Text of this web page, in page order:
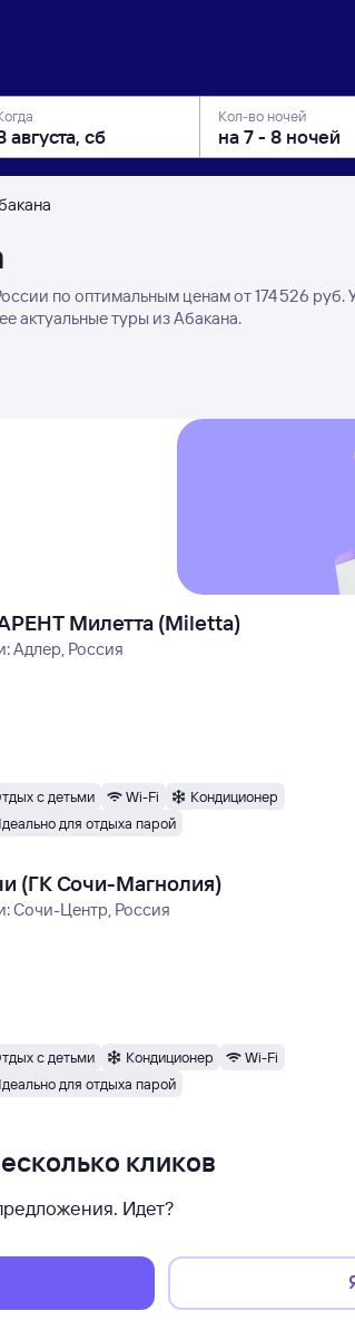
Кол-во ночей
по оптимальным ценам от 174 ⁠526 руб.
актуальные туры из Абакана.
Милетта (Miletta)
Адлер, Россия
с детьми Wi-Fi
Кондиционер
для отдыха парой
(ГК Сочи-Магнолия)
Сочи-Центр, Россия
с детьми Кондиционер
Wi-Fi
для отдыха парой
кликов
Идет?